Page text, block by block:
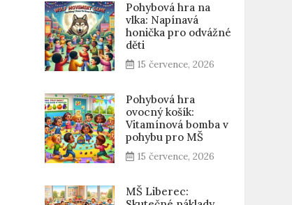
Pohybová hra na
vlka: Napínavá
honička pro odvážné
děti
15 července, 2026
Pohybová hra
ovocný košík:
Vitamínová bomba v
pohybu pro MŠ
15 července, 2026
MŠ Liberec: